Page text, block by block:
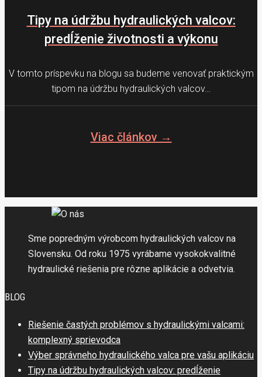
Tipy na údržbu hydraulických valcov:
predĺženie životnosti a výkonu
V tomto príspevku na blogu sa budeme venovať praktickým
tipom na údržbu hydraulických valcov…
Viac článkov →
Sme popredným výrobcom hydraulických valcov na
Slovensku. Od roku 1975 vyrábame vysokokvalitné
hydraulické riešenia pre rôzne aplikácie a odvetvia.
BLOG
Riešenie častých problémov s hydraulickými valcami:
komplexný sprievodca
Výber správneho hydraulického valca pre vašu aplikáciu
Tipy na údržbu hydraulických valcov: predĺženie